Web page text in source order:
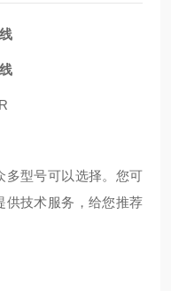
多型号可以选择。您可
供技术服务，给您推荐